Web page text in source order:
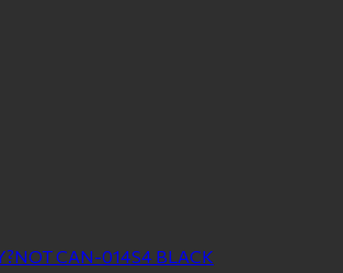
CAN-014S4 BLACK